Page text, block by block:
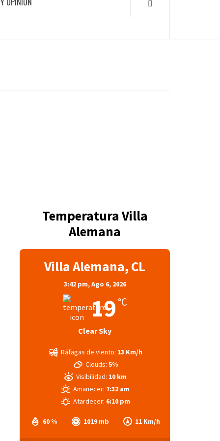
Temperatura Villa
Alemana
Villa Alemana, CL
3:42 pm,Ago 6, 2026
19 °C
Clear Sky
60 % 1019 mb 11 Km/h
Ráfagas de viento: 13 Km/h
Clouds: 5%
Visibilidad: 10 km
Amanecer: 7:32 am
Atardecer: 6:10 pm